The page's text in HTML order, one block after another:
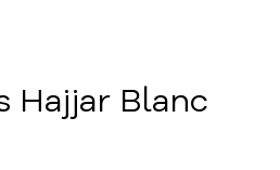
Hajjar Blanc